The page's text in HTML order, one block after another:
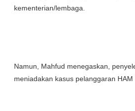
kementerian/lembaga.
Namun, Mahfud menegaskan,
meniadakan kasus pelanggaran